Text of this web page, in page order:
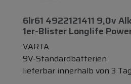
6lr61 4922121411 9,0v
1er-Blister Longlife
VARTA
9V-Standardbatterien
lieferbar innerhalb von 3